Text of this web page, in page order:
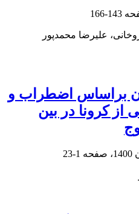
143-166
علیرضا محمدپور
براساس اضطراب و
از کرونا در بین
1-23